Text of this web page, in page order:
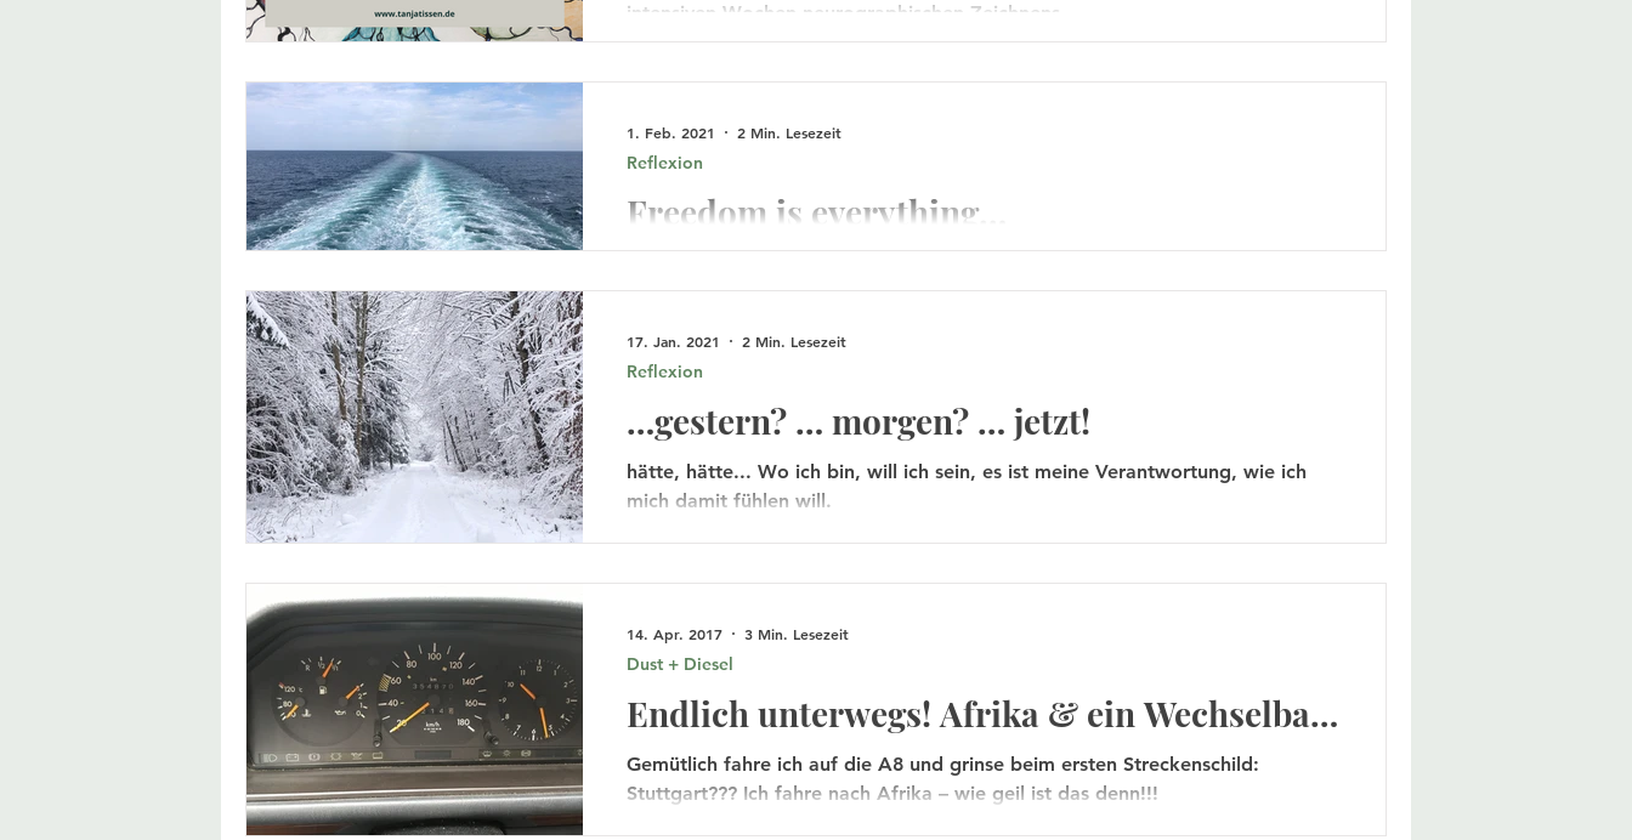
intensiven Wochen neurographischen Zeichnens.
Freedom is everything…
ziehen. Nur, so 100% frei hat es sich früher nicht angefühlt...
Reflexion
1. Feb. 2021 2 Min. Lesezeit
…gestern? … morgen? … jetzt!
hätte, hätte... Wo ich bin, will ich sein, es ist meine Verantwortung, wie ich
mich damit fühlen will.
Reflexion
17. Jan. 2021 2 Min. Lesezeit
Endlich unterwegs! Afrika & ein Wechselbad
der Gefühle
Gemütlich fahre ich auf die A8 und grinse beim ersten Streckenschild:
Stuttgart??? Ich fahre nach Afrika – wie geil ist das denn!!!
Dust + Diesel
14. Apr. 2017 3 Min. Lesezeit